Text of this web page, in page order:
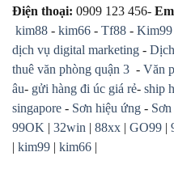
Điện thoại: 0909 123 456-
kim88 - kim66 - Tf88 - Kim99
dịch vụ digital marketing -
thuê văn phòng quận 3 - Văn
âu- gửi hàng đi úc giá rẻ- ship
singapore - Sơn hiệu ứng -
99OK | 32win | 88xx | GO99 |
| kim99 | kim66 |